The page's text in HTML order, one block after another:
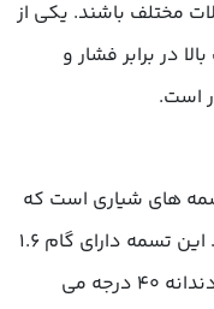
مختلف باشند. یکی از
در برابر فشار و
است.
های شیاری است که
توسط شرکت ایران ویرا عرضه می شود. این تسمه دارای گام 1.6
میلی متر، ضخامت 2.6 میلی متر و زاویه دندانه 40 درجه می